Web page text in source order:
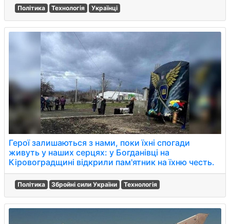
Політика Технологія Українці
Герої залишаються з нами, поки їхні спогади
живуть у наших серцях: у Богданівці на
Кіровоградщині відкрили пам'ятник на їхню честь.
Політика Збройні сили України Технологія